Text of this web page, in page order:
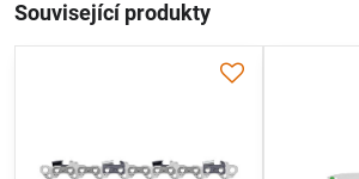
Související produkty